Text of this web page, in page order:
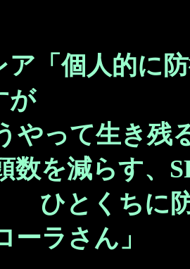
ア「個人的に
が
やって生き残
数を減らす、
ちに防御
ーラさん」